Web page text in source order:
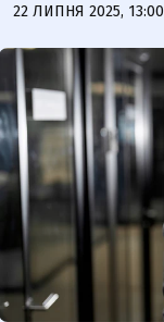
22 ЛИПНЯ 2025, 13:00